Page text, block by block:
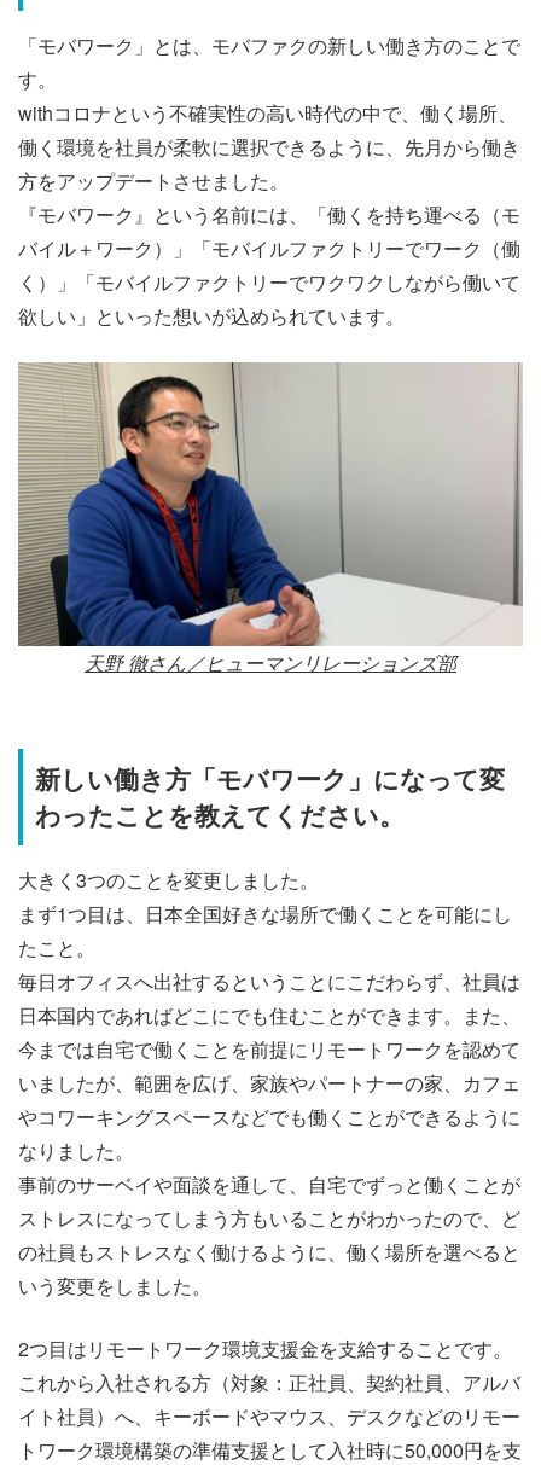
「モバワーク」とは、モバファクの新しい働き方のことで
す。
withコロナという不確実性の高い時代の中で、働く場所、
働く環境を社員が柔軟に選択できるように、 先月から働き
方をアップデートさせました。
『モバワーク』という名前には、「働くを持ち運べる（モ
バイル＋ワーク）」「モバイルファクトリーでワーク（働
く）」「モバイルファクトリーでワクワクしながら働いて
欲しい」といった想いが込められています。
天野 徹さん／ヒューマンリレーションズ部
新しい働き方「モバワーク」になって変
わったことを教えてください。
大きく3つのことを変更しました。
まず1つ目は、日本全国好きな場所で働くことを可能にし
たこと。
毎日オフィスへ出社するということにこだわらず、社員は
日本国内であればどこにでも住むことができます。また、
今までは自宅で働くことを前提にリモートワークを認めて
いましたが、範囲を広げ、家族やパートナーの家、カフェ
やコワーキングスペースなどでも働くことができるように
なりました。
事前のサーベイや面談を通して、自宅でずっと働くことが
ストレスになってしまう方もいることがわかったので、ど
の社員もストレスなく働けるように、働く場所を選べると
いう変更をしました。
2つ目はリモートワーク環境支援金を支給することです。
これから入社される方（対象：正社員、契約社員、アルバ
イト社員）へ、 キーボードやマウス、デスクなどのリモー
トワーク環境構築の準備支援として入社時に50,000円を支